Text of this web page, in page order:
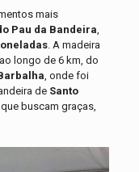
mais
Pau da Bandeira,
. A madeira
longo de 6 km, do
, onde foi
de Santo
buscam graças,